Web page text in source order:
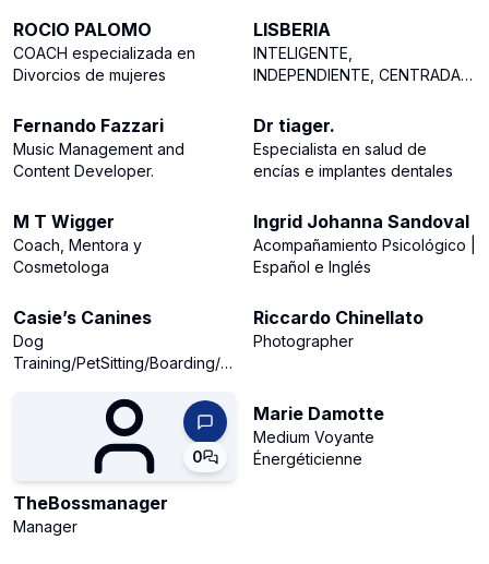
ROCIO PALOMO
COACH especializada en
Divorcios de mujeres
LISBERIA
INTELIGENTE,
INDEPENDIENTE, CENTRADA,
Fernando Fazzari
Music Management and
Content Developer.
5
Dr tiager.
Especialista en salud de
encías e implantes dentales
M T Wigger
Coach, Mentora y
Cosmetologa
0
Ingrid Johanna Sandoval
Acompañamiento Psicológico |
Español e Inglés
Casie’s Canines
Dog
Training/PetSitting/Boarding/Daycare/Stay
Riccardo Chinellato
Photographer
0
TheBossmanager
Manager
Marie Damotte
Medium Voyante
Énergéticienne